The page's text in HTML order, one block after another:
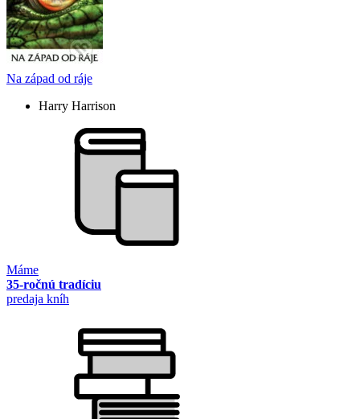
Na západ od ráje
Harry Harrison
Máme
35-ročnú tradíciu
predaja kníh